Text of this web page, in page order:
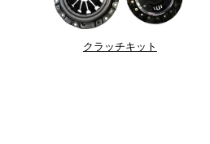
クラッチキット